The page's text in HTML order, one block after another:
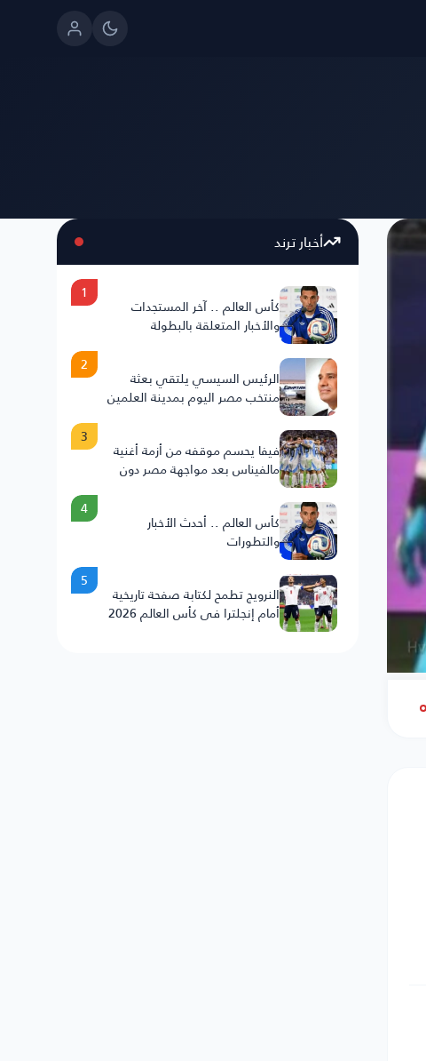
أخبار ترند
كأس العالم .. آخر المستجدات
والأخبار المتعلقة بالبطولة
1
الرئيس السيسي يلتقي بعثة
منتخب مصر اليوم بمدينة العلمين
2
فيفا يحسم موقفه من أزمة أغنية
مالفيناس بعد مواجهة مصر دون
3
كأس العالم .. أحدث الأخبار
والتطورات
4
النرويج تطمح لكتابة صفحة تاريخية
أمام إنجلترا في كأس العالم 2026
5